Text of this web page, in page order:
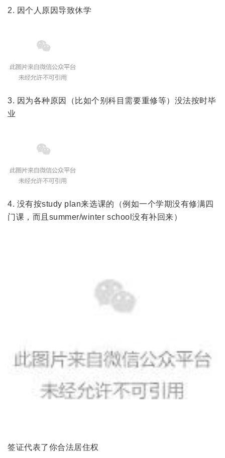
2. 因个人原因导致休学
3. 因为各种原因（比如个别科目需要重修等）没法按时毕
业
4. 没有按study plan来选课的（例如一个学期没有修满四
门课，而且summer/winter school没有补回来）
签证代表了你合法居住权